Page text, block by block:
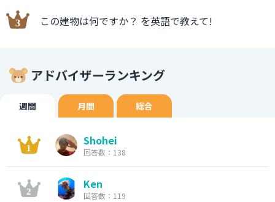
この建物は何ですか？ を英語で教えて!
アドバイザーランキング
週間 月間 総合
Shohei
回答数：138
Ken
回答数：119